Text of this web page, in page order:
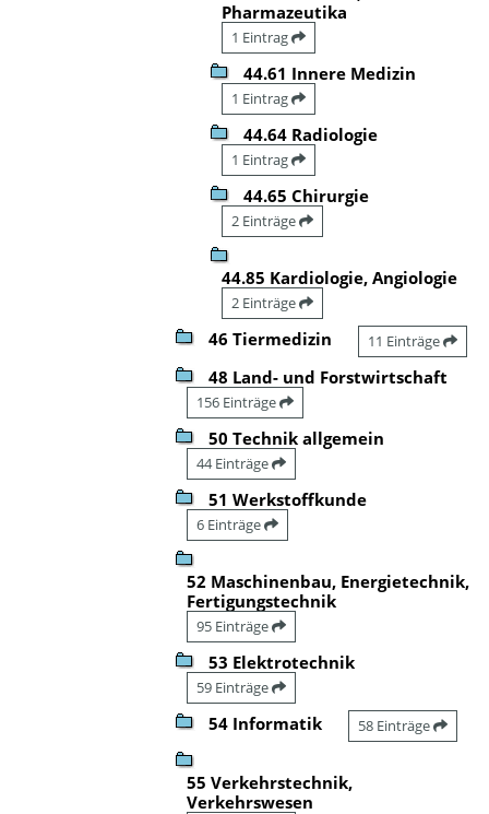
Pharmazeutika
1 Eintrag
44.61 Innere Medizin
1 Eintrag
44.64 Radiologie
1 Eintrag
44.65 Chirurgie
2 Einträge
44.85 Kardiologie, Angiologie
2 Einträge
46 Tiermedizin 11 Einträge
48 Land- und Forstwirtschaft
156 Einträge
50 Technik allgemein
44 Einträge
51 Werkstoffkunde
6 Einträge
52 Maschinenbau, Energietechnik,
Fertigungstechnik
95 Einträge
53 Elektrotechnik
59 Einträge
54 Informatik 58 Einträge
55 Verkehrstechnik,
Verkehrswesen